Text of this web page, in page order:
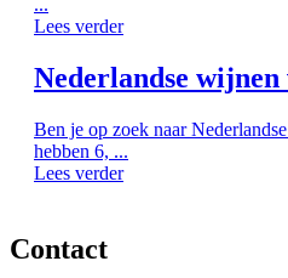
...
Lees verder
Nederlandse
Ben je op zoek naar
hebben 6, ...
Lees verder
Contact